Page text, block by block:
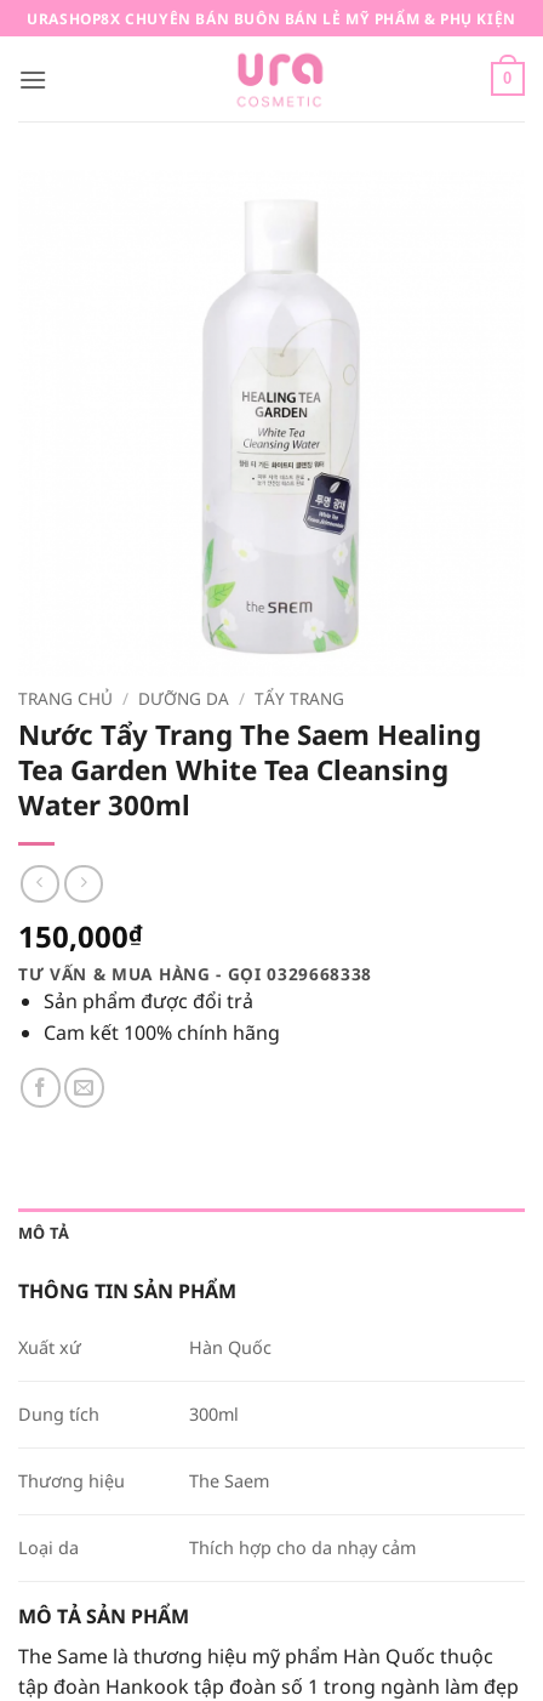
qua
nội
URASHOP8X CHUYÊN BÁN BUÔN BÁN LẺ MỸ PHẨM & PHỤ KIỆN
0
TRANG CHỦ / DƯỠNG DA / TẨY TRANG
Nước Tẩy Trang The Saem Healing
Tea Garden White Tea Cleansing
Water 300ml
150,000₫
TƯ VẤN & MUA HÀNG - GỌI 0329668338
Sản phẩm được đổi trả
Cam kết 100% chính hãng
MÔ TẢ
THÔNG TIN SẢN PHẨM
Xuất xứ Hàn Quốc
Dung tích 300ml
Thương hiệu The Saem
Loại da Thích hợp cho da nhạy cảm
MÔ TẢ SẢN PHẨM
The Same là thương hiệu mỹ phẩm Hàn Quốc thuộc
tập đoàn Hankook tập đoàn số 1 trong ngành làm đẹp